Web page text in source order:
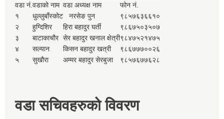
वडा नं. वडाको नाम वडा अध्यक्ष नाम
फोन नं.
१
धुल्लुबाँस्कोट नरसेङ पुन
९८५७६३६६१०
२
हुग्दिशिर हिरा बहादुर घर्ती
९८६७५०३५०७
३
बाटाकाचौर सेर बहादुर खनाल क्षेत्री९८४७५२१४७५
४
सल्यान किसन बहादुर खत्री
९८६७७७००२६
५
सुखौरा अम्मर बहादुर सेरबुजा ९८५७६७७६२८
वडा सचिवहरुको विवरण